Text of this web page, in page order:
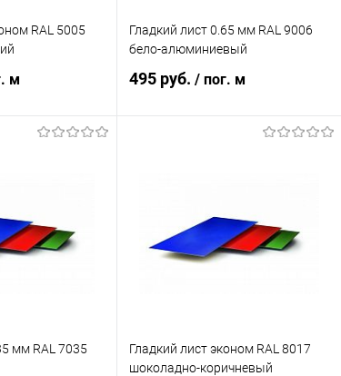
RAL 5005
м
Под заказ
Гладкий лист 0.65 мм RAL 9006
бело-алюминиевый
495 руб. / пог. м
В избранное Под заказ
мм RAL 7035
Гладкий лист эконом RAL 8017
шоколадно-коричневый